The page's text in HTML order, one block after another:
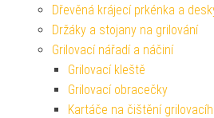
Dřevěná krájecí prkénka a
Držáky a stojany na grilování
Grilovací nářadí a náčiní
Grilovací kleště
Grilovací obracečky
Kartáče na čištění